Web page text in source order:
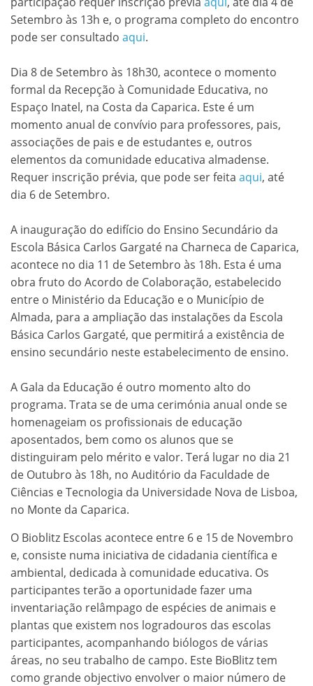
Setembro às 13h e, o programa completo do encontro
pode ser consultado aqui.
Dia 8 de Setembro às 18h30, acontece o momento
formal da Recepção à Comunidade Educativa, no
Espaço Inatel, na Costa da Caparica. Este é um
momento anual de convívio para professores, pais,
associações de pais e de estudantes e, outros
elementos da comunidade educativa almadense.
Requer inscrição prévia, que pode ser feita aqui, até
dia 6 de Setembro.
A inauguração do edifício do Ensino Secundário da
Escola Básica Carlos Gargaté na Charneca de Caparica,
acontece no dia 11 de Setembro às 18h. Esta é uma
obra fruto do Acordo de Colaboração, estabelecido
entre o Ministério da Educação e o Município de
Almada, para a ampliação das instalações da Escola
Básica Carlos Gargaté, que permitirá a existência de
ensino secundário neste estabelecimento de ensino.
A Gala da Educação é outro momento alto do
programa. Trata se de uma cerimónia anual onde se
homenageiam os profissionais de educação
aposentados, bem como os alunos que se
distinguiram pelo mérito e valor. Terá lugar no dia 21
de Outubro às 18h, no Auditório da Faculdade de
Ciências e Tecnologia da Universidade Nova de Lisboa,
no Monte da Caparica.
O Bioblitz Escolas acontece entre 6 e 15 de Novembro
e, consiste numa iniciativa de cidadania científica e
ambiental, dedicada à comunidade educativa. Os
participantes terão a oportunidade fazer uma
inventariação relâmpago de espécies de animais e
plantas que existem nos logradouros das escolas
participantes, acompanhando biólogos de várias
áreas, no seu trabalho de campo. Este BioBlitz tem
como grande objectivo envolver o maior número de